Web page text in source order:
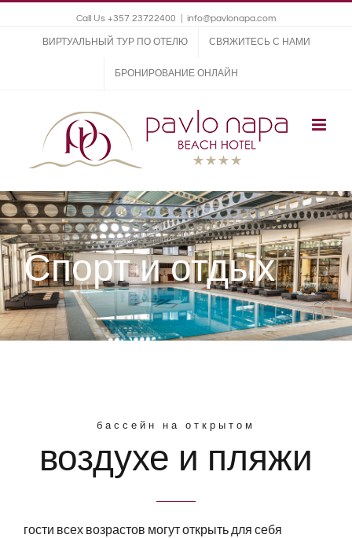
Call Us +357 23722400 info@pavlonapa.com
ВИРТУАЛЬНЫЙ ТУР ПО ОТЕЛЮ СВЯЖИТЕСЬ С НАМИ
БРОНИРОВАНИЕ ОНЛАЙН
Спорт и отдых
бассейн на открытом
воздухе и пляжи
гости всех возрастов могут открыть для себя